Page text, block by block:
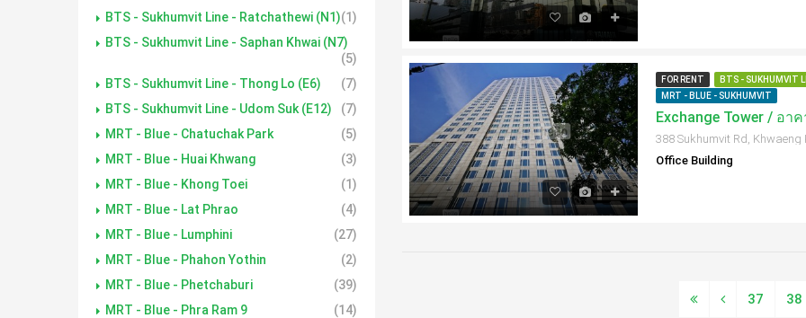
FOR RENT
BTS - SUKHUMVIT
MRT - BLUE - SUKHUMVIT
Exchange Tower / อา
Office Building
37 38
BTS - Sukhumvit Line - Ratchathewi (N1)(1)
BTS - Sukhumvit Line - Saphan Khwai (N7)
(5)
BTS - Sukhumvit Line - Thong Lo (E6)
(7)
BTS - Sukhumvit Line - Udom Suk (E12)
(7)
MRT - Blue - Chatuchak Park
(5)
MRT - Blue - Huai Khwang
(3)
MRT - Blue - Khong Toei
(1)
MRT - Blue - Lat Phrao
(4)
MRT - Blue - Lumphini
(27)
MRT - Blue - Phahon Yothin
(2)
MRT - Blue - Phetchaburi
(39)
MRT - Blue - Phra Ram 9
(14)